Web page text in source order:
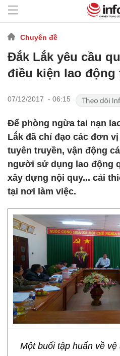
Chuyên đề
Đắk Lắk yêu cầu
điều kiện lao
07/12/2017 - 06:15
Để phòng ngừa tai nạn
Lắk đã chỉ đạo các đơn
tuyên truyền, vận động
người sử dụng lao động
xây dựng nội quy... cải
tại nơi làm việc.
Một buổi tập huấn về